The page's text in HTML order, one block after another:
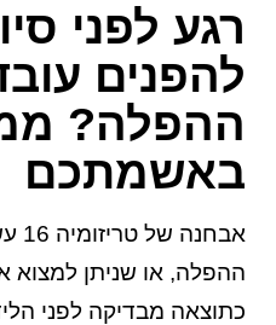
רגע לפני
להפנים
ההפלה?
באשמתכם
ההפלה, או שניתן למצוא
כתוצאה מבדיקה לפני